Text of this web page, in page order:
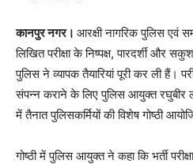
कानपुर नगर। आरक्षी नागरिक पुलिस एवं
लिखित परीक्षा के निष्पक्ष, पारदर्शी
पुलिस ने व्यापक तैयारियां पूरी कर ली हैं।
संपन्न कराने के लिए पुलिस आयुक्त रघुबीर
में तैनात पुलिसकर्मियों की विशेष गोष्ठी
गोष्ठी में पुलिस आयुक्त ने कहा कि भर्ती